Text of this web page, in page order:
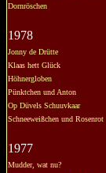
Dornröschen
1978
Jonny de Drütte
Klaas hett Glück
Höhnergloben
Pünktchen und Anton
Op Düvels Schuuvkaar
Schneeweißchen und Rosenrot
1977
Mudder, wat nu?